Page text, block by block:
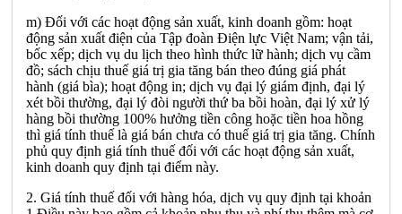
m) Đối với các hoạt động sản xuất, kinh doanh gồm: hoạt
động sản xuất điện của Tập đoàn Điện lực Việt Nam; vận tải,
bốc xếp; dịch vụ du lịch theo hình thức lữ hành; dịch vụ cầm
đồ; sách chịu thuế giá trị gia tăng bán theo đúng giá phát
hành (giá bìa); hoạt động in; dịch vụ đại lý giám định, đại lý
xét bồi thường, đại lý đòi người thứ ba bồi hoàn, đại lý xử lý
hàng bồi thường 100% hưởng tiền công hoặc tiền hoa hồng
thì giá tính thuế là giá bán chưa có thuế giá trị gia tăng. Chính
phủ quy định giá tính thuế đối với các hoạt động sản xuất,
kinh doanh quy định tại điểm này.
2. Giá tính thuế đối với hàng hóa, dịch vụ quy định tại khoản